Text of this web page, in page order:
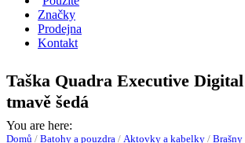
Značky
Prodejna
Kontakt
Taška Quadra Executive
tmavě šedá
You are here:
Domů / Batohy a pouzdra / Aktovky a kabelky /